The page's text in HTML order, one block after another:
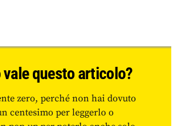
vale questo articolo?
zero, perché non hai dovuto
centesimo per leggerlo o